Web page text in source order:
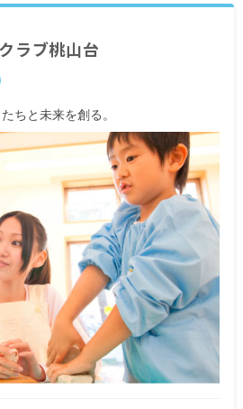
1回（4月）
通費支給 月上限38,000円
善手当 5,000～40,000円
ラブ桃山台
ちと未来を創る。